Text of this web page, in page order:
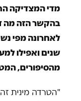
מדי המצדיקה
בהקשר הזה מה
מהסיפורים,